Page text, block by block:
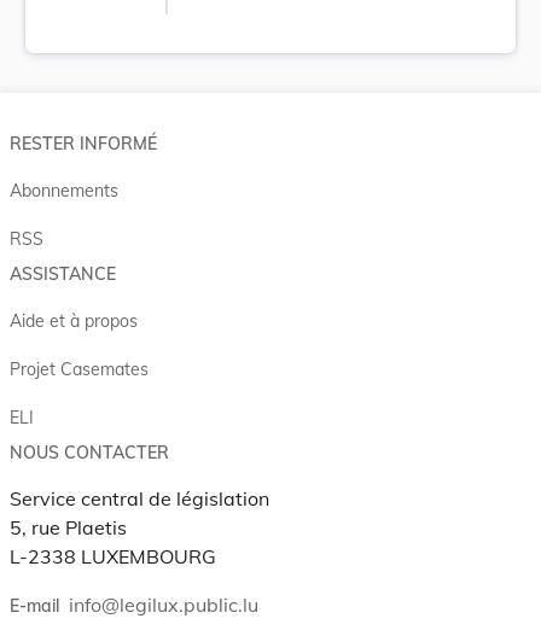
RESTER INFORMÉ
Abonnements
RSS
ASSISTANCE
Aide et à propos
Projet Casemates
ELI
NOUS CONTACTER
Service central de législation
5, rue Plaetis
L-2338 LUXEMBOURG
E-mail info@legilux.public.lu